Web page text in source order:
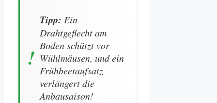
Tipp: Ein
Drahtgeflecht am
Boden schützt vor
Wühlmäusen, und ein
Frühbeetaufsatz
verlängert die
Anbausaison!